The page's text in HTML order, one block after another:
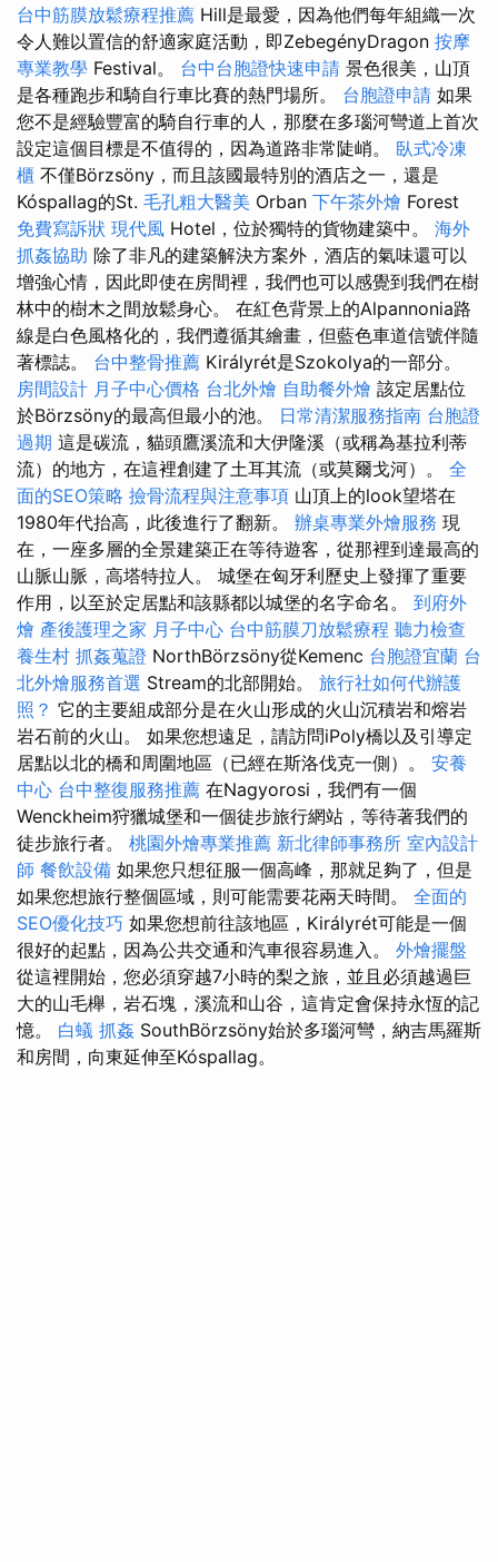
台中筋膜放鬆療程推薦 Hill是最愛，因為他們每年組織一次
令人難以置信的舒適家庭活動，即ZebegényDragon 按摩
專業教學 Festival。 台中台胞證快速申請 景色很美，山頂
是各種跑步和騎自行車比賽的熱門場所。 台胞證申請 如果
您不是經驗豐富的騎自行車的人，那麼在多瑙河彎道上首次
設定這個目標是不值得的，因為道路非常陡峭。 臥式冷凍
櫃 不僅Börzsöny，而且該國最特別的酒店之一，還是
Kóspallag的St. 毛孔粗大醫美 Orban 下午茶外燴 Forest
免費寫訴狀 現代風 Hotel，位於獨特的貨物建築中。 海外
抓姦協助 除了非凡的建築解決方案外，酒店的氣味還可以
增強心情，因此即使在房間裡，我們也可以感覺到我們在樹
林中的樹木之間放鬆身心。 在紅色背景上的Alpannonia路
線是白色風格化的，我們遵循其繪畫，但藍色車道信號伴隨
著標誌。 台中整骨推薦 Királyrét是Szokolya的一部分。
房間設計 月子中心價格 台北外燴 自助餐外燴 該定居點位
於Börzsöny的最高但最小的池。 日常清潔服務指南 台胞證
過期 這是碳流，貓頭鷹溪流和大伊隆溪（或稱為基拉利蒂
流）的地方，在這裡創建了土耳其流（或莫爾戈河）。 全
面的SEO策略 撿骨流程與注意事項 山頂上的look望塔在
1980年代抬高，此後進行了翻新。 辦桌專業外燴服務 現
在，一座多層的全景建築正在等待遊客，從那裡到達最高的
山脈山脈，高塔特拉人。 城堡在匈牙利歷史上發揮了重要
作用，以至於定居點和該縣都以城堡的名字命名。 到府外
燴 產後護理之家 月子中心 台中筋膜刀放鬆療程 聽力檢查
養生村 抓姦蒐證 NorthBörzsöny從Kemenc 台胞證宜蘭 台
北外燴服務首選 Stream的北部開始。 旅行社如何代辦護
照？ 它的主要組成部分是在火山形成的火山沉積岩和熔岩
岩石前的火山。 如果您想遠足，請訪問iPoly橋以及引導定
居點以北的橋和周圍地區（已經在斯洛伐克一側）。 安養
中心 台中整復服務推薦 在Nagyorosi，我們有一個
Wenckheim狩獵城堡和一個徒步旅行網站，等待著我們的
徒步旅行者。 桃園外燴專業推薦 新北律師事務所 室內設計
師 餐飲設備 如果您只想征服一個高峰，那就足夠了，但是
如果您想旅行整個區域，則可能需要花兩天時間。 全面的
SEO優化技巧 如果您想前往該地區，Királyrét可能是一個
很好的起點，因為公共交通和汽車很容易進入。 外燴擺盤
從這裡開始，您必須穿越7小時的梨之旅，並且必須越過巨
大的山毛櫸，岩石塊，溪流和山谷，這肯定會保持永恆的記
憶。 白蟻 抓姦 SouthBörzsöny始於多瑙河彎，納吉馬羅斯
和房間，向東延伸至Kóspallag。